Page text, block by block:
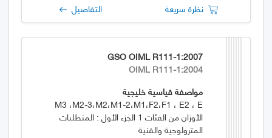
نظرة سريعة التفاصيل
GSO OIML R111-1:2007
OIML R111-1:2004
مواصفة قياسية خليجية
M3 ،M2-3،M2،M1-2،M1،F2،F1 ، E2 ، E
الأوزان من الفئات 1 الجزء الأول : المتطلبات
المترولوجية والفنية